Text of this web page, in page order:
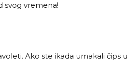
svog vremena!
Ako ste ikada umakali čips